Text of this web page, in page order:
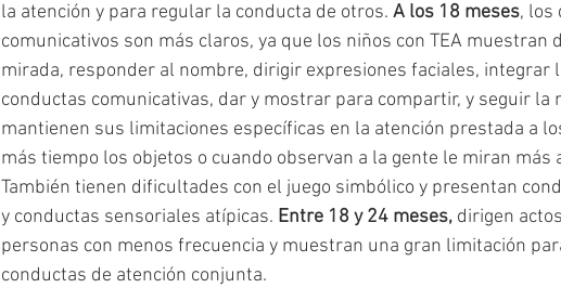
la atención y para regular la conducta de otros. A los 18 meses, los
comunicativos son más claros, ya que los niños con TEA muestran
mirada, responder al nombre, dirigir expresiones faciales, integrar
conductas comunicativas, dar y mostrar para compartir, y seguir la
mantienen sus limitaciones específicas en la atención prestada a
más tiempo los objetos o cuando observan a la gente le miran más
También tienen dificultades con el juego simbólico y presentan
y conductas sensoriales atípicas. Entre 18 y 24 meses, dirigen
personas con menos frecuencia y muestran una gran limitación
conductas de atención conjunta.